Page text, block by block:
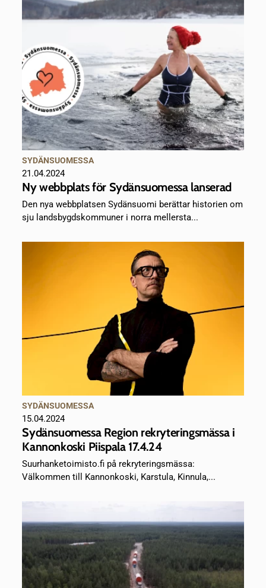
SYDÄNSUOMESSA
21.04.2024
Ny webbplats för Sydänsuomessa lanserad
Den nya webbplatsen Sydänsuomi berättar historien om
sju landsbygdskommuner i norra mellersta...
SYDÄNSUOMESSA
15.04.2024
Sydänsuomessa Region rekryteringsmässa i
Kannonkoski Piispala 17.4.24
Suurhanketoimisto.fi på rekryteringsmässa:
Välkommen till Kannonkoski, Karstula, Kinnula,...